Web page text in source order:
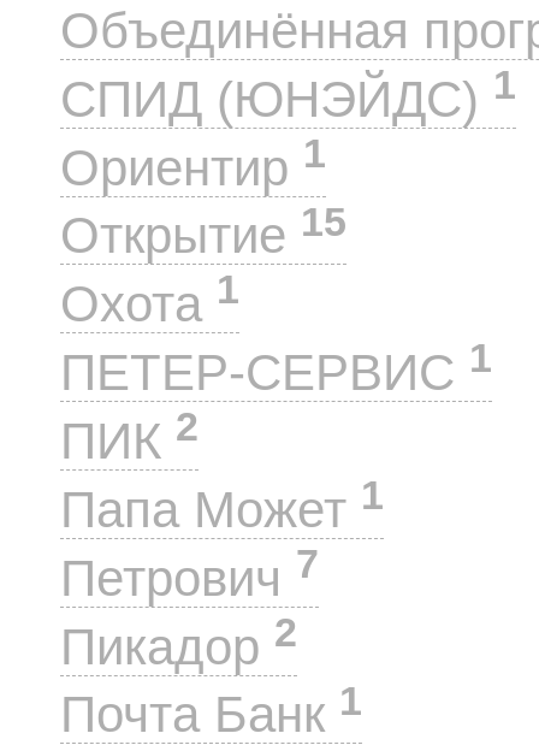
Объединённая
СПИД (ЮНЭЙДС) 1
Ориентир 1
Открытие 15
Охота 1
ПЕТЕР-СЕРВИС 1
ПИК 2
Папа Может 1
Петрович 7
Пикадор 2
Почта Банк 1